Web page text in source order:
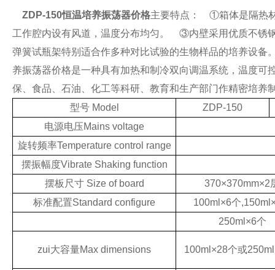
ZDP-150恒温培养振荡器价格主要特点：
①箱体是隔热材
工作腔内设有风道，温度分布均匀。
③内壁采用优质不锈
弹簧试瓶架特别适合作多种对比试验的生物样品的培养设备
养振荡器价格是一种具有加热和制冷双向调温系统，温度
保、食品、石油、化工等科研、教育和生产部门作精密培养
型号 Model
ZDP-150
电源电压Mains voltage
旋转频率Temperature control range
摆振幅度Vibrate Shaking function
摆板尺寸 Size of board
370×370mm×2
标准配置Standard configure
100ml×6个
250ml×6个
zui大容量Max dimensions 100ml×28个或